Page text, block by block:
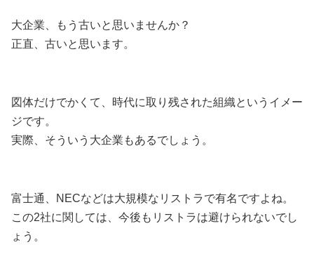
大企業、もう古いと思いませんか？
正直、古いと思います。
図体だけでかくて、時代に取り残された組織というイメー
ジです。
実際、そういう大企業もあるでしょう。
富士通、NECなどは大規模なリストラで有名ですよね。
この2社に関しては、今後もリストラは避けられないでし
ょう。